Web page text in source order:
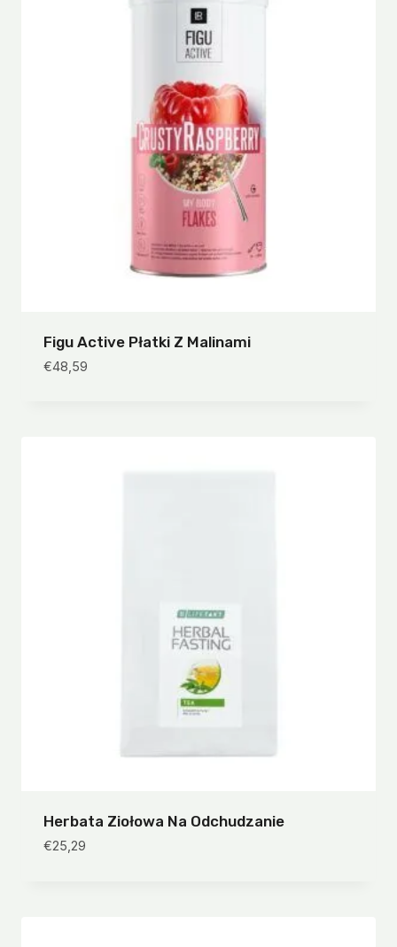
Figu Active Płatki Z Malinami
€48,59
Herbata Ziołowa Na Odchudzanie
€25,29